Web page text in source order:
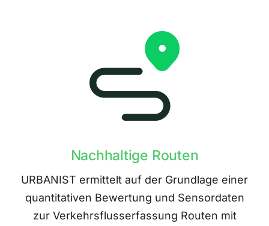
Nachhaltige Routen
URBANIST ermittelt auf der Grundlage einer
quantitativen Bewertung und Sensordaten
zur Verkehrsflusserfassung Routen mit